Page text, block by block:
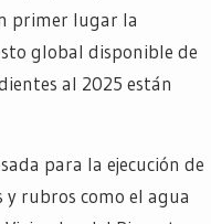
primer lugar la
global disponible de
al 2025 están
para la ejecución de
rubros como el agua